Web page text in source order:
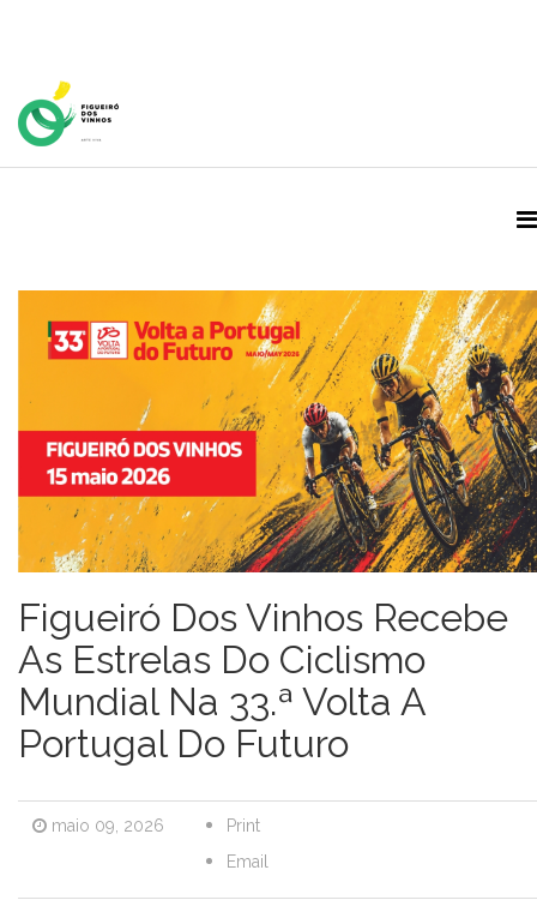
Figueiró Dos Vinhos Recebe
As Estrelas Do Ciclismo
Mundial Na 33.ª Volta A
Portugal Do Futuro
maio 09, 2026
Print
Email